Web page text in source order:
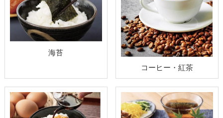
海苔
コーヒー・紅茶